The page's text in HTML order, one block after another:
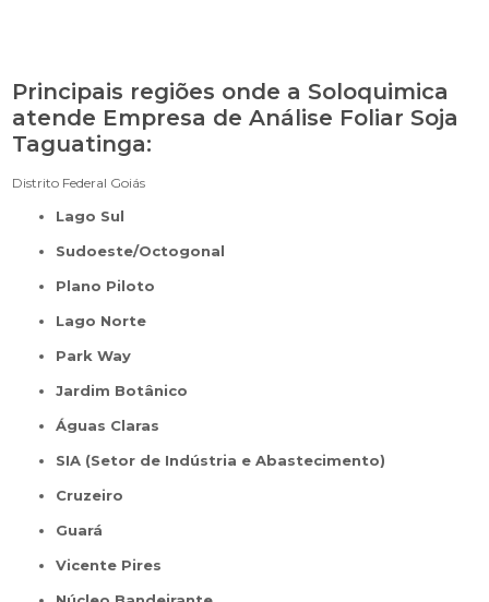
Principais regiões onde a Soloquimica
atende Empresa de Análise Foliar Soja
Taguatinga:
Distrito Federal Goiás
Lago Sul
Sudoeste/Octogonal
Plano Piloto
Lago Norte
Park Way
Jardim Botânico
Águas Claras
SIA (Setor de Indústria e Abastecimento)
Cruzeiro
Guará
Vicente Pires